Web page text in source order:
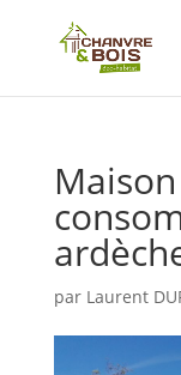
par Laurent